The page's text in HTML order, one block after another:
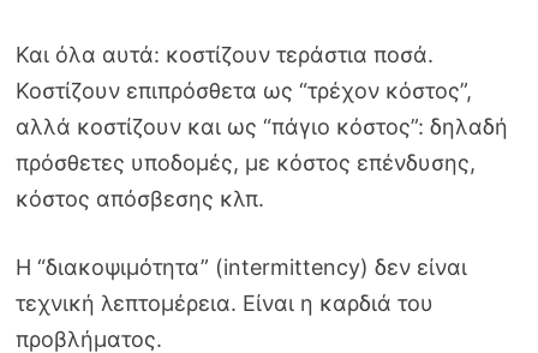
Και όλα αυτά: κοστίζουν τεράστια ποσά.
Κοστίζουν επιπρόσθετα ως “τρέχον κόστος”,
αλλά κοστίζουν και ως “πάγιο κόστος”: δηλαδή
πρόσθετες υποδομές, με κόστος επένδυσης,
κόστος απόσβεσης κλπ.
Η “διακοψιμότητα” (intermittency) δεν είναι
τεχνική λεπτομέρεια. Είναι η καρδιά του
προβλήματος.